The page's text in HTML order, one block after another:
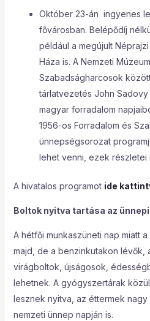
Október 23-án ingyenes
fővárosban. Belépődíj
például a megújult
Háza is. A Nemzeti
Szabadságharcosok
tárlatvezetés John
magyar forradalom
1956-os Forradalom és
ünnepségsorozat
lehet venni, ezek részletei
A hivatalos programot ide
Boltok nyitva tartása az
A hétfői munkaszüneti nap miatt
majd, de a benzinkutakon lévők,
virágboltok, újságosok,
lehetnek. A gyógyszertárak
lesznek nyitva, az éttermek
nemzeti ünnep napján is.